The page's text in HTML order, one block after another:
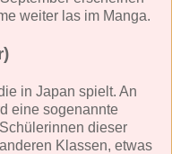
weiter las im Manga.
in Japan spielt. An
eine sogenannte
dieser
Klassen, etwas